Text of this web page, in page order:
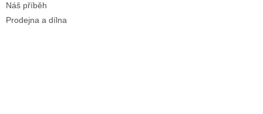
Náš příběh
Prodejna a dílna